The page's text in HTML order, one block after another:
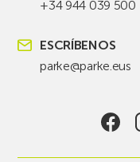
+34 944 039 500
ESCRÍBENOS
parke@parke.eus